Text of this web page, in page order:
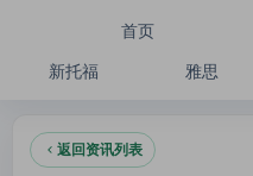
26fall申请季，这些英国大学爆爆爆爆
首页
新托福 雅思
返回资讯列表